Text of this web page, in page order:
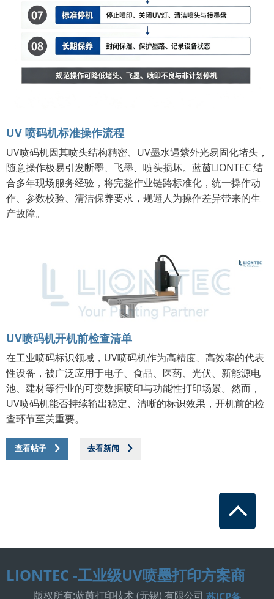
UV 喷码机标准操作流程
UV喷码机因其喷头结构精密、UV墨水遇紫外光易固化堵头，
随意操作极易引发断墨、飞墨、喷头损坏。蓝茵LIONTEC 结
合多年现场服务经验，将完整作业链路标准化，统一操作动
作、参数校验、清洁保养要求，规避人为操作差异带来的生
产故障。
查看帖子 去看新闻
UV喷码机开机前检查清单
在工业喷码标识领域，UV喷码机作为高精度、高效率的代表
性设备，被广泛应用于电子、食品、医药、光伏、新能源电
池、建材等行业的可变数据喷印与功能性打印场景。然而，
UV喷码机能否持续输出稳定、清晰的标识效果，开机前的检
查环节至关重要。
查看帖子 去看新闻
LIONTEC -工业级UV喷墨打印方案商
版权所有:蓝茵打印技术 (无锡) 有限公司